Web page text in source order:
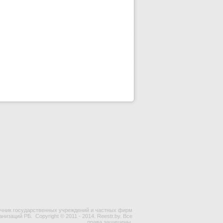
государственных учреждений и частных фирм
РБ.
Copyright © 2011 - 2014. Reestr.by. Все